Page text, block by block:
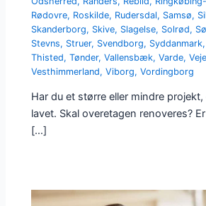
Rødovre, Roskilde, Rudersdal, Samsø,
Skanderborg, Skive, Slagelse, Solrød,
Stevns, Struer, Svendborg, Syddanmark,
Thisted,Tønder,Vallensbæk,Varde,
Vesthimmerland,Viborg,Vordingborg
Har du et større eller mindre
lavet. Skal overetagen renoveres?
[…]